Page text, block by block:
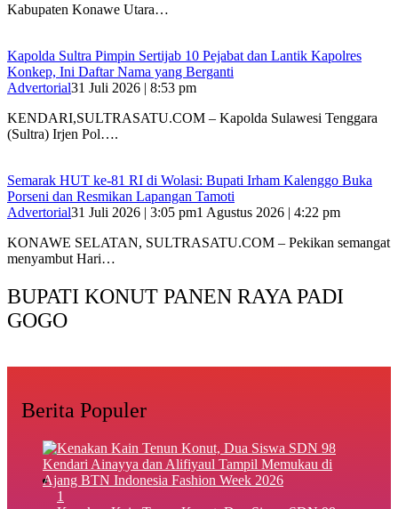
Kabupaten Konawe Utara…
‎Kapolda Sultra Pimpin Sertijab 10 Pejabat dan Lantik Kapolres
Konkep, Ini Daftar Nama yang Berganti
Advertorial31 Juli 2026 | 8:53 pm
‎KENDARI,SULTRASATU.COM – Kapolda Sulawesi Tenggara
(Sultra) Irjen Pol….
Semarak HUT ke-81 RI di Wolasi: Bupati Irham Kalenggo Buka
Porseni dan Resmikan Lapangan Tamoti
Advertorial31 Juli 2026 | 3:05 pm1 Agustus 2026 | 4:22 pm
KONAWE SELATAN, SULTRASATU.COM – Pekikan semangat
menyambut Hari…
BUPATI KONUT PANEN RAYA PADI
GOGO
Berita Populer
1